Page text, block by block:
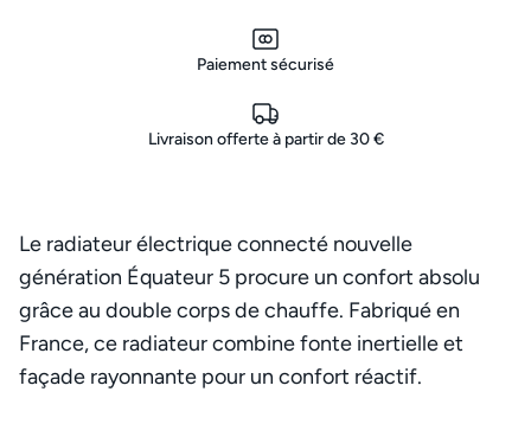
Paiement sécurisé
Livraison offerte à partir de 30 €
Le radiateur électrique connecté nouvelle
génération Équateur 5 procure un confort absolu
grâce au double corps de chauffe. Fabriqué en
France, ce radiateur combine fonte inertielle et
façade rayonnante pour un confort réactif.